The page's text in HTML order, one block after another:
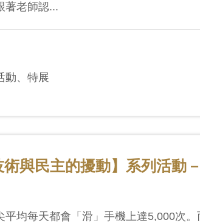
著老師認...
動、特展
術與民主的擾動】系列活動
均每天都會「滑」手機上達5,000次